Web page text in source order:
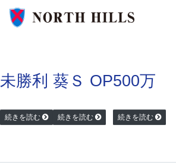
未勝利
続きを読む
葵Ｓ OP
続きを読む
500万
続きを読む